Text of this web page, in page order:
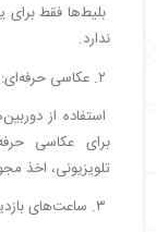
بلیط‌ها فقط برای
ندارد.
استفاده از
برای عکاسی
تلویزیونی، اخذ